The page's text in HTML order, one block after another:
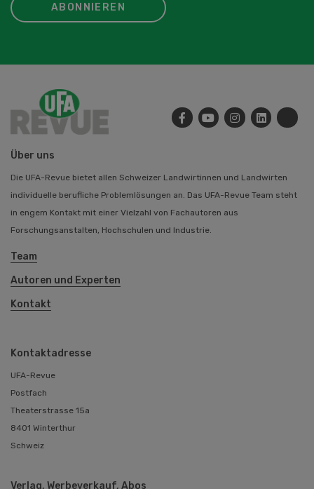
ABONNIEREN
Über uns
Die UFA-Revue bietet allen Schweizer Landwirtinnen und Landwirten
individuelle berufliche Problemlösungen an. Das UFA-Revue Team steht
in engem Kontakt mit einer Vielzahl von Fachautoren aus
Forschungsanstalten, Hochschulen und Industrie.
Team
Autoren und Experten
Kontakt
Kontaktadresse
UFA-Revue
Postfach
Theaterstrasse 15a
8401 Winterthur
Schweiz
Verlag, Werbeverkauf, Abos